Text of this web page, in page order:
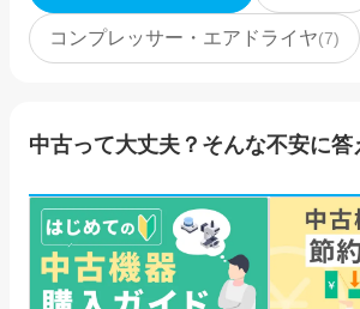
コンプレッサー・エアドライヤ(7)
中古って大丈夫？そんな不安に答